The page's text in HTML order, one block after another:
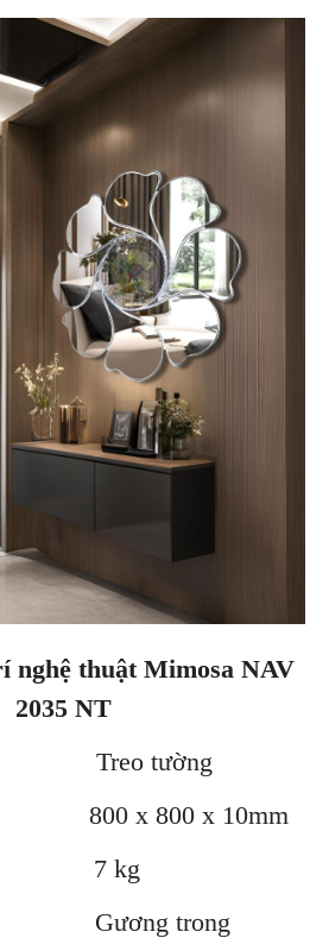
nghệ thuật Mimosa NAV
2035 NT
Treo tường
x 800 x 10mm
kg
trong